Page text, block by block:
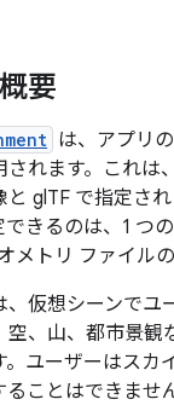
要
は、アプリ
れます。これは
と glTF で指定さ
きるのは、1 つ
メトリ ファイルの
、仮想シーンでユ
空、山、都市景観
ユーザーはスカ
ることはできませ